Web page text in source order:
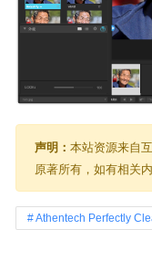
声明： 本站资源来自
原著所有，如有相关
Athentech Perfectly